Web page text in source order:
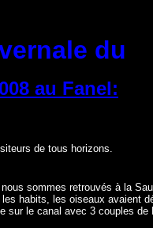
du
au Fanel:
de tous horizons.
sommes retrouvés à la
habits, les oiseaux avaient
sur le canal avec 3 couples